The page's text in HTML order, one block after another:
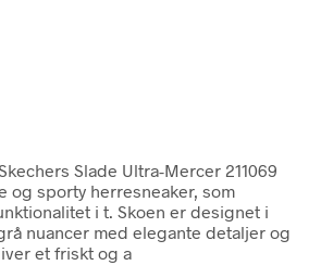
Slade Ultra-Mercer 211069
og sporty herresneaker, som
i t. Skoen er designet i
nuancer med elegante detaljer og
et friskt og a